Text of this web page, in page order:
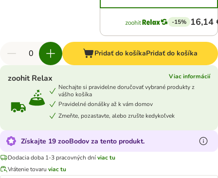
-15% 16,14
Pridať do košíkaPridať do košíka
zoohit Relax
Viac informácií
Nechajte si pravidelne doručovať vybrané produkty z
vášho košíka
Pravidelné donášky až k vám domov
Zmeňte, pozastavte, alebo zrušte kedykoľvek
Získajte 19 zooBodov za tento produkt.
Dodacia doba 1-3 pracovných dníviac tu
Vrátenie tovaru viac tu